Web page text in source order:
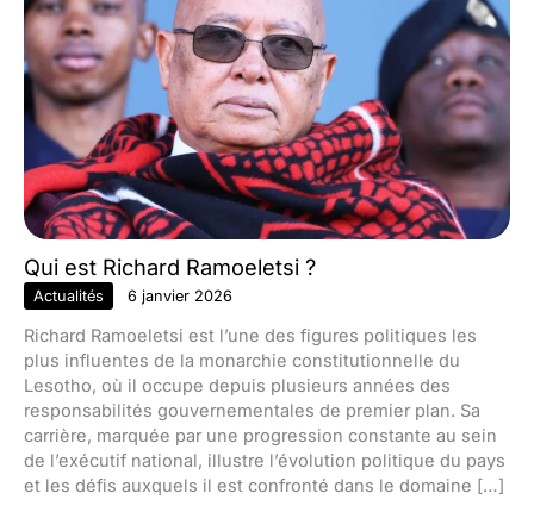
Qui est Richard Ramoeletsi ?
Actualités 6 janvier 2026
Richard Ramoeletsi est l’une des figures politiques les
plus influentes de la monarchie constitutionnelle du
Lesotho, où il occupe depuis plusieurs années des
responsabilités gouvernementales de premier plan. Sa
carrière, marquée par une progression constante au sein
de l’exécutif national, illustre l’évolution politique du pays
et les défis auxquels il est confronté dans le domaine […]